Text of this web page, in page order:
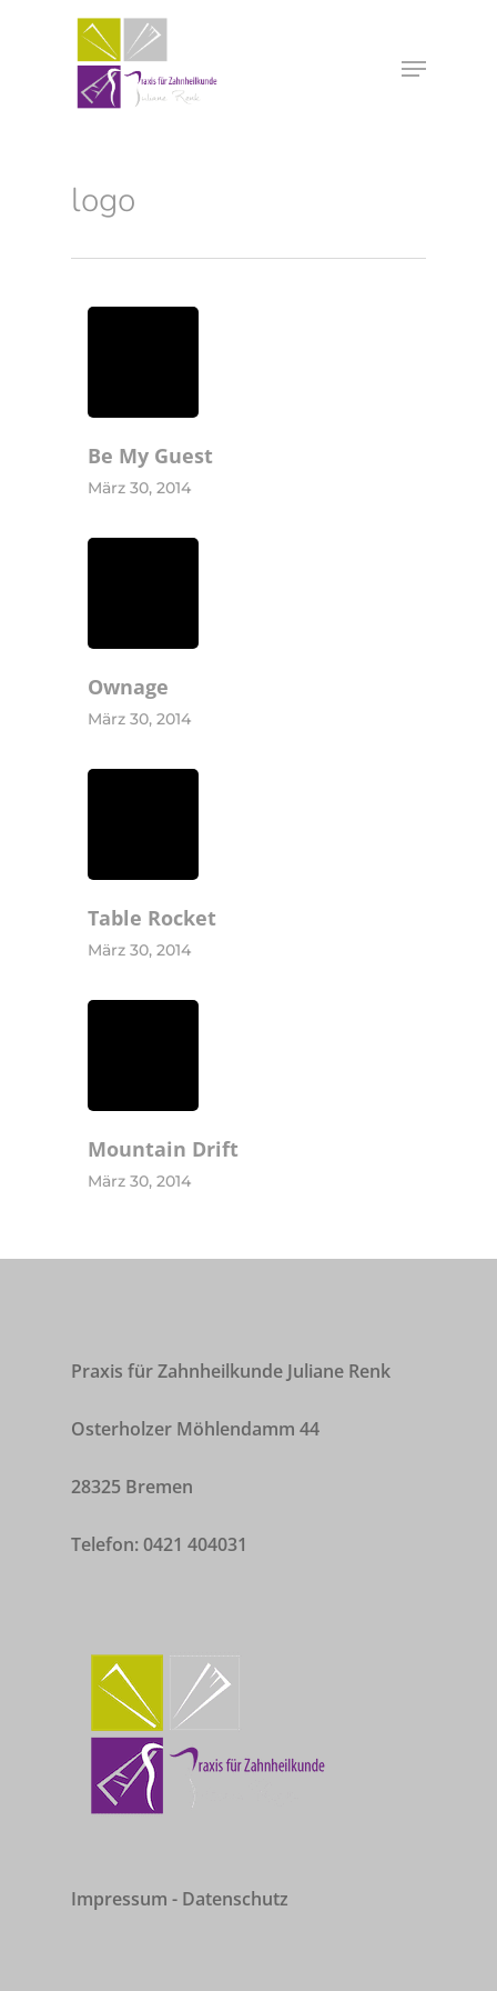
logo
Be My Guest
März 30, 2014
Ownage
März 30, 2014
Table Rocket
März 30, 2014
Mountain Drift
März 30, 2014
Praxis für Zahnheilkunde Juliane Renk
Osterholzer Möhlendamm 44
28325 Bremen
Telefon: 0421 404031
Impressum - Datenschutz